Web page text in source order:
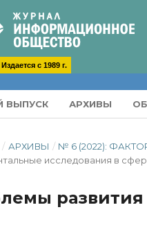
Издается с 1989 г.
ВЫПУСК АРХИВЫ
/ АРХИВЫ / № 6 (2022):
исследования в
развития